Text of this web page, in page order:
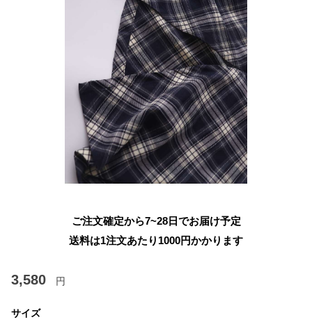
ご注文確定から7~28日でお届け予定
送料は1注文あたり 1000円かかります
3,580 円
サイズ